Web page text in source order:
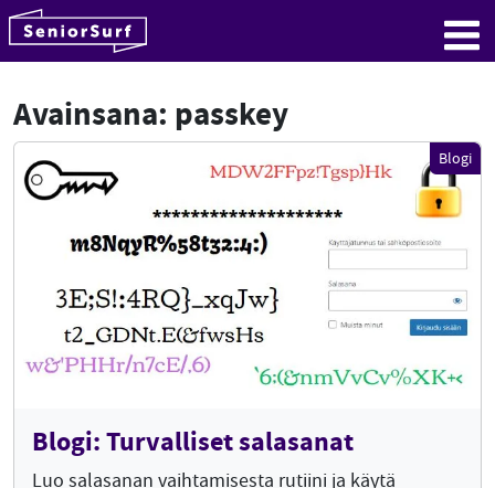
Hyppää sisältöön
Avainsana: passkey
Blogi
Blogi: Turvalliset salasanat
Luo salasanan vaihtamisesta rutiini ja käytä